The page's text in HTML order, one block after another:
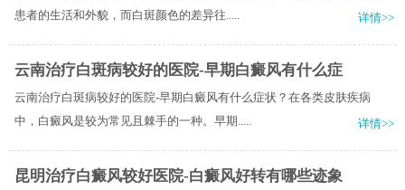
患者的生活和外貌，而白斑颜色的差异往.....
详情>>
云南治疗白斑病较好的医院-早期白癜风有什么症
云南治疗白斑病较好的医院-早期白癜风有什么症状？在各类皮肤疾病
中，白癜风是较为常见且棘手的一种。早期.....
详情>>
昆明治疗白癜风较好医院-白癜风好转有哪些迹象